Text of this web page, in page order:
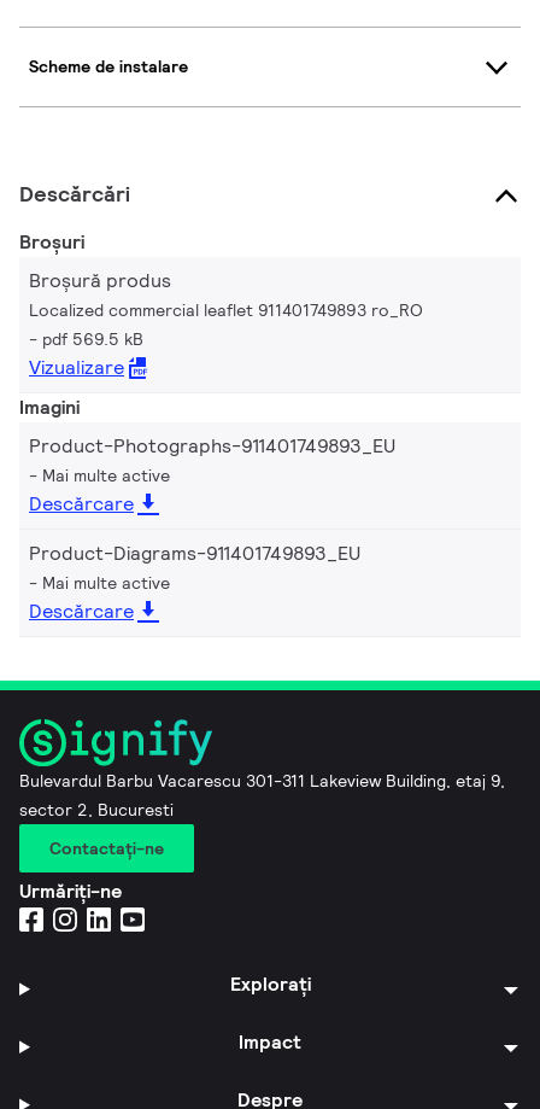
Scheme de instalare
Descărcări
Broșuri
Broșură produs
Localized commercial leaflet 911401749893 ro_RO
pdf 569.5 kB
Vizualizare
Imagini
Product-Photographs-911401749893_EU
Mai multe active
Descărcare
Product-Diagrams-911401749893_EU
Mai multe active
Descărcare
Bulevardul Barbu Vacarescu 301-311 Lakeview Building, etaj 9,
sector 2, Bucuresti
Contactaţi-ne
Urmăriți-ne
Explorați
Impact
Despre